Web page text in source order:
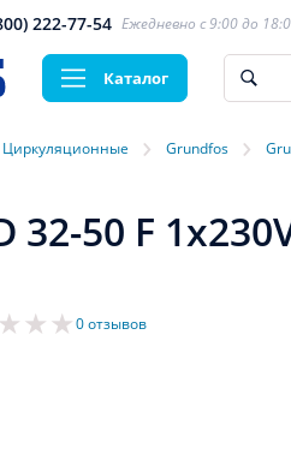
222-77-54 Ежедневно с 9:00 до
Каталог
Циркуляционные › Grundfos ›
32-50 F
0 отзывов